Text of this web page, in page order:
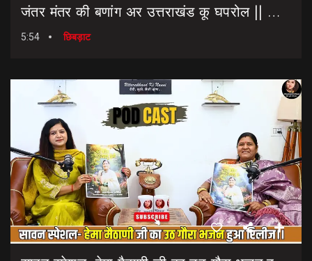
जंतर मंतर की बणांग अर उत्तराखंड कू घपरोल || NEET Paper Leak || Dharmendra Pradhan Resigns
5:54 छिबड़ाट